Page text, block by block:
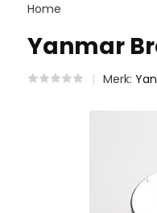
Home
Yanmar
Merk: